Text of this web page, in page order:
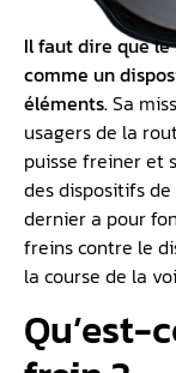
Il faut dire que
comme un
éléments.Sa
usagers de la
puisse freiner et
des dispositifs
dernier a pour
freins contre le
la course de la
Qu’est-